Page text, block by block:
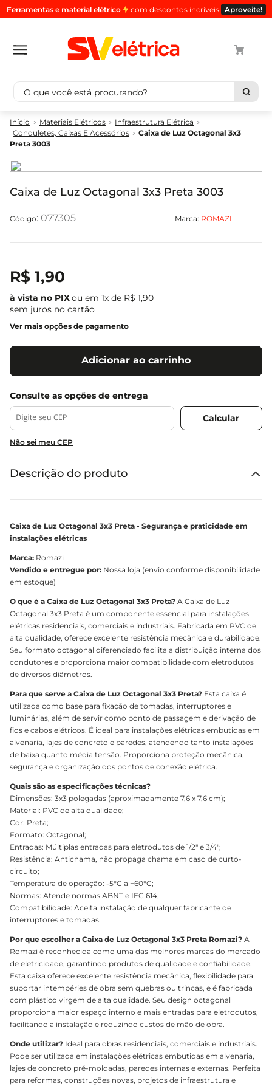
Ferramentas e material elétrico com descontos incríveis Aproveite!
O que você está procurando?
Materiais Elétricos
Infraestrutura Elétrica
Conduletes, Caixas E Acessórios
Caixa de Luz Octagonal 3x3
Preta 3003
Caixa de Luz Octagonal 3x3 Preta 3003
: 077305 Marca: ROMAZI
R$ 1,90
ou em 1x de R$ 1,90
sem juros no cartão
Ver mais opções de pagamento
Adicionar ao carrinho
Não sei meu CEP
Descrição do produto
Caixa de Luz Octagonal 3x3 Preta - Segurança e praticidade em
instalações elétricas
Marca: Romazi
Vendido e entregue por: Nossa loja (envio conforme disponibilidade
em estoque)
O que é a Caixa de Luz Octagonal 3x3 Preta? A Caixa de Luz
Octagonal 3x3 Preta é um componente essencial para instalações
elétricas residenciais, comerciais e industriais. Fabricada em PVC de
alta qualidade, oferece excelente resistência mecânica e durabilidade.
Seu formato octagonal diferenciado facilita a distribuição interna dos
condutores e proporciona maior compatibilidade com eletrodutos
de diversos diâmetros.
Para que serve a Caixa de Luz Octagonal 3x3 Preta? Esta caixa é
utilizada como base para fixação de tomadas, interruptores e
luminárias, além de servir como ponto de passagem e derivação de
fios e cabos elétricos. É ideal para instalações elétricas embutidas em
alvenaria, lajes de concreto e paredes, atendendo tanto instalações
de baixa quanto média tensão. Proporciona proteção mecânica,
segurança e organização dos pontos de conexão elétrica.
Quais são as especificações técnicas?
Dimensões: 3x3 polegadas (aproximadamente 7,6 x 7,6 cm);
Material: PVC de alta qualidade;
Cor: Preta;
Formato: Octagonal;
Entradas: Múltiplas entradas para eletrodutos de 1/2" e 3/4";
Resistência: Antichama, não propaga chama em caso de curto-
circuito;
Temperatura de operação: -5°C a +60°C;
Normas: Atende normas ABNT e IEC 614;
Compatibilidade: Aceita instalação de qualquer fabricante de
interruptores e tomadas.
Por que escolher a Caixa de Luz Octagonal 3x3 Preta Romazi? A
Romazi é reconhecida como uma das melhores marcas do mercado
de eletricidade, garantindo produtos de qualidade e confiabilidade.
Esta caixa oferece excelente resistência mecânica, flexibilidade para
suportar intempéries de obra sem quebras ou trincas, e é fabricada
com plástico virgem de alta qualidade. Seu design octagonal
proporciona maior espaço interno e mais entradas para eletrodutos,
facilitando a instalação e reduzindo custos de mão de obra.
Onde utilizar? Ideal para obras residenciais, comerciais e industriais.
Pode ser utilizada em instalações elétricas embutidas em alvenaria,
lajes de concreto pré-moldadas, paredes internas e externas. Perfeita
para reformas, construções novas, projetos de infraestrutura e
Termos mais buscados
1º
cabo
2º
luminaria
4º
cabo pp
5º 4